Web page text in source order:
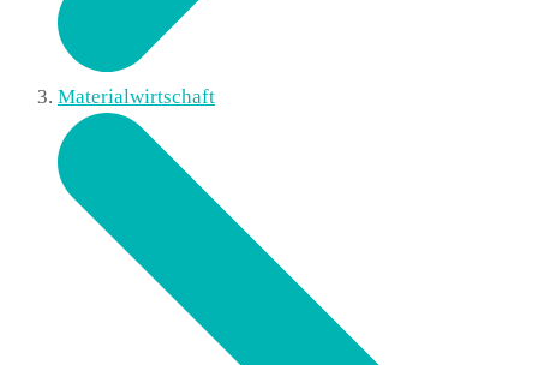
Materialwirtschaft